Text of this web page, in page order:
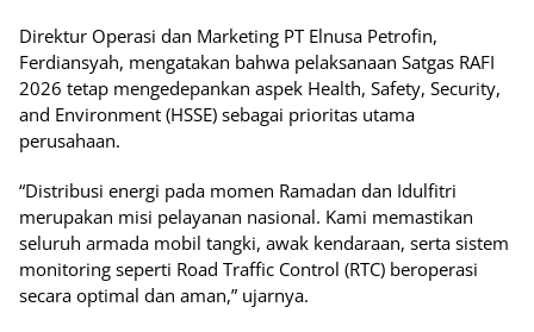
Direktur Operasi dan Marketing PT Elnusa Petrofin,
Ferdiansyah, mengatakan bahwa pelaksanaan Satgas RAFI
2026 tetap mengedepankan aspek Health, Safety, Security,
and Environment (HSSE) sebagai prioritas utama
perusahaan.
“Distribusi energi pada momen Ramadan dan Idulfitri
merupakan misi pelayanan nasional. Kami memastikan
seluruh armada mobil tangki, awak kendaraan, serta sistem
monitoring seperti Road Traffic Control (RTC) beroperasi
secara optimal dan aman,” ujarnya.